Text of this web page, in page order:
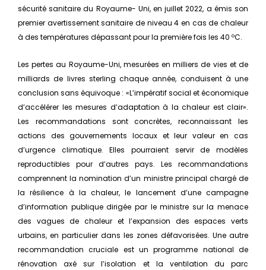
sécurité sanitaire du Royaume- Uni, en juillet 2022, a émis son
premier avertissement sanitaire de niveau 4 en cas de chaleur
à des températures dépassant pour la première fois les 40 ºC.
Les pertes au Royaume-Uni, mesurées en milliers de vies et de
milliards de livres sterling chaque année, conduisent à une
conclusion sans équivoque : «L’impératif social et économique
d’accélérer les mesures d’adaptation à la chaleur est clair».
Les recommandations sont concrètes, reconnaissant les
actions des gouvernements locaux et leur valeur en cas
d’urgence climatique. Elles pourraient servir de modèles
reproductibles pour d’autres pays. Les recommandations
comprennent la nomination d’un ministre principal chargé de
la résilience à la chaleur, le lancement d’une campagne
d’information publique dirigée par le ministre sur la menace
des vagues de chaleur et l’expansion des espaces verts
urbains, en particulier dans les zones défavorisées. Une autre
recommandation cruciale est un programme national de
rénovation axé sur l’isolation et la ventilation du parc